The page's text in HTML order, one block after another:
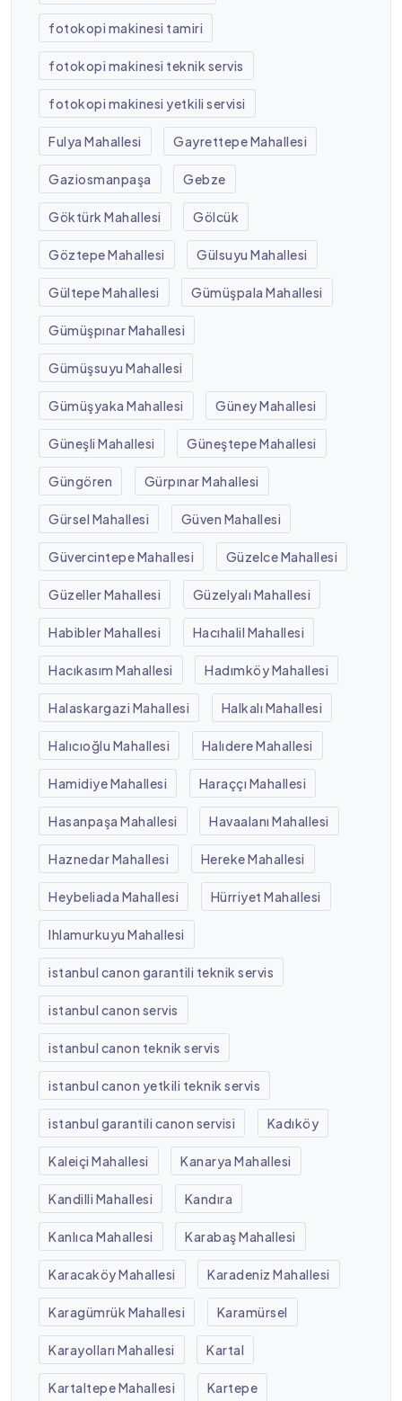
fotokopi makinesi tamiri
fotokopi makinesi teknik servis
fotokopi makinesi yetkili servisi
Fulya Mahallesi Gayrettepe Mahallesi
Gaziosmanpaşa Gebze
Göktürk Mahallesi Gölcük
Göztepe Mahallesi Gülsuyu Mahallesi
Gültepe Mahallesi Gümüşpala Mahallesi
Gümüşpınar Mahallesi
Gümüşsuyu Mahallesi
Gümüşyaka Mahallesi Güney Mahallesi
Güneşli Mahallesi Güneştepe Mahallesi
Güngören Gürpınar Mahallesi
Gürsel Mahallesi Güven Mahallesi
Güvercintepe Mahallesi Güzelce Mahallesi
Güzeller Mahallesi Güzelyalı Mahallesi
Habibler Mahallesi Hacıhalil Mahallesi
Hacıkasım Mahallesi Hadımköy Mahallesi
Halaskargazi Mahallesi Halkalı Mahallesi
Halıcıoğlu Mahallesi Halıdere Mahallesi
Hamidiye Mahallesi Haraççı Mahallesi
Hasanpaşa Mahallesi Havaalanı Mahallesi
Haznedar Mahallesi Hereke Mahallesi
Heybeliada Mahallesi Hürriyet Mahallesi
Ihlamurkuyu Mahallesi
istanbul canon garantili teknik servis
istanbul canon servis
istanbul canon teknik servis
istanbul canon yetkili teknik servis
istanbul garantili canon servisi Kadıköy
Kaleiçi Mahallesi Kanarya Mahallesi
Kandilli Mahallesi Kandıra
Kanlıca Mahallesi Karabaş Mahallesi
Karacaköy Mahallesi Karadeniz Mahallesi
Karagümrük Mahallesi Karamürsel
Karayolları Mahallesi Kartal
Kartaltepe Mahallesi Kartepe